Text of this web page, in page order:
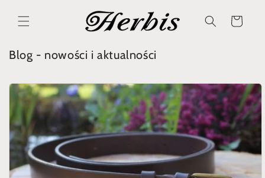
zum
Inhalt
Warenkorb
Blog - nowości i aktualności